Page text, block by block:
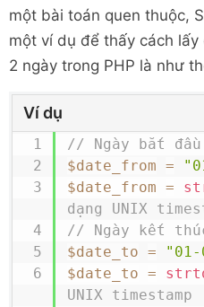
một bài toán quen thuộc,
một ví dụ để thấy cách
2 ngày trong PHP là như
Ví dụ
// Ngày bắt đầu
$date_from =
$date_from =
dạng UNIX
// Ngày kết
$date_to = "01-
$date_to =
UNIX timestamp